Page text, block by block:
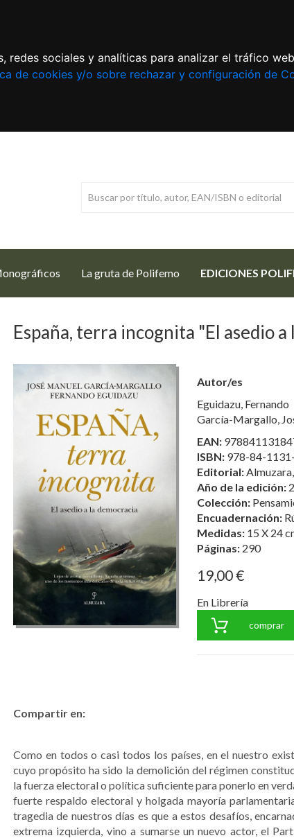
redes sociales y analíticas para analizar el tráfico
de cookies y/o sobre rechazar y configuración de
La gruta de Polifemo EDICIONES
España, terra incognita "El asedio a
Autor/es
Eguidazu, Fernando
García-Margallo,
EAN:
ISBN: 978-84-
Editorial:
Año de la edición:
Colección:
Encuadernación:
Medidas: 15 X 24
Páginas: 290
19,00 €
En Librería
comprar
Compartir en:
Como en todos o casi todos los países, en el nuestro
cuyo propósito ha sido la demolición del régimen
la fuerza electoral o política suficiente para ponerlo en
fuerte respaldo electoral y holgada mayoría
tragedia de nuestros días es que a estos desafíos,
extrema izquierda, vino a sumarse un nuevo actor, el